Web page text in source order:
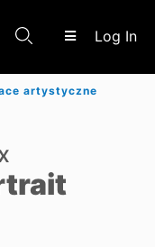
Log In
artystyczne